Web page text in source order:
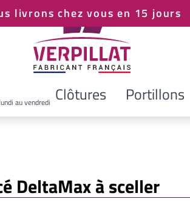
livrons chez vous en 15 jours
au vendredi Clôtures Portillons
DeltaMax à sceller